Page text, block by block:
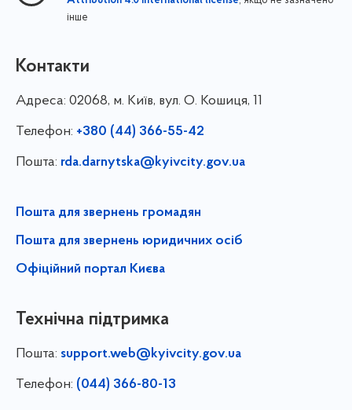
інше
Контакти
Адреса: 02068, м. Київ, вул. О. Кошиця, 11
Телефон: +380 (44) 366-55-42
Пошта: rda.darnytska@kyivcity.gov.ua
Пошта для звернень громадян
Пошта для звернень юридичних осіб
Офіційний портал Києва
Технічна підтримка
Пошта: support.web@kyivcity.gov.ua
Телефон: (044) 366-80-13